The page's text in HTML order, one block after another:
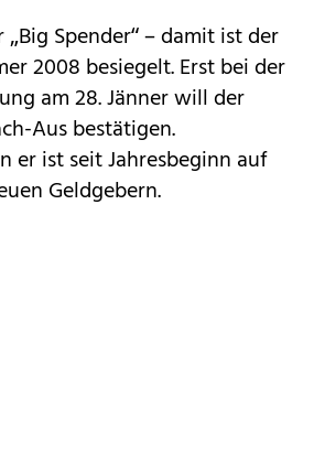
Spender“ – damit ist der
2008 besiegelt. Erst bei der
am 28. Jänner will der
Aus bestätigen.
er ist seit Jahresbeginn auf
Geldgebern.